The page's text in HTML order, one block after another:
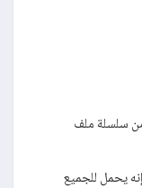
سلسلة ملف
يحمل للجميع